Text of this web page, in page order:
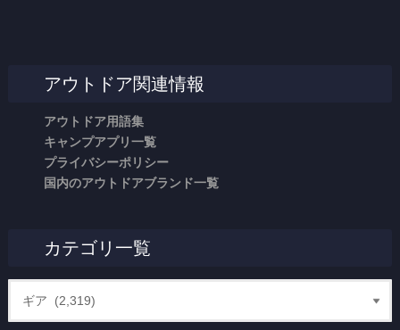
アウトドア関連情報
アウトドア用語集
キャンプアプリ一覧
プライバシーポリシー
国内のアウトドアブランド一覧
カテゴリ一覧